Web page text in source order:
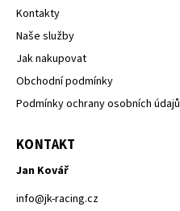
Kontakty
Naše služby
Jak nakupovat
Obchodní podmínky
Podmínky ochrany osobních údajů
KONTAKT
Jan Kovář
info@jk-racing.cz